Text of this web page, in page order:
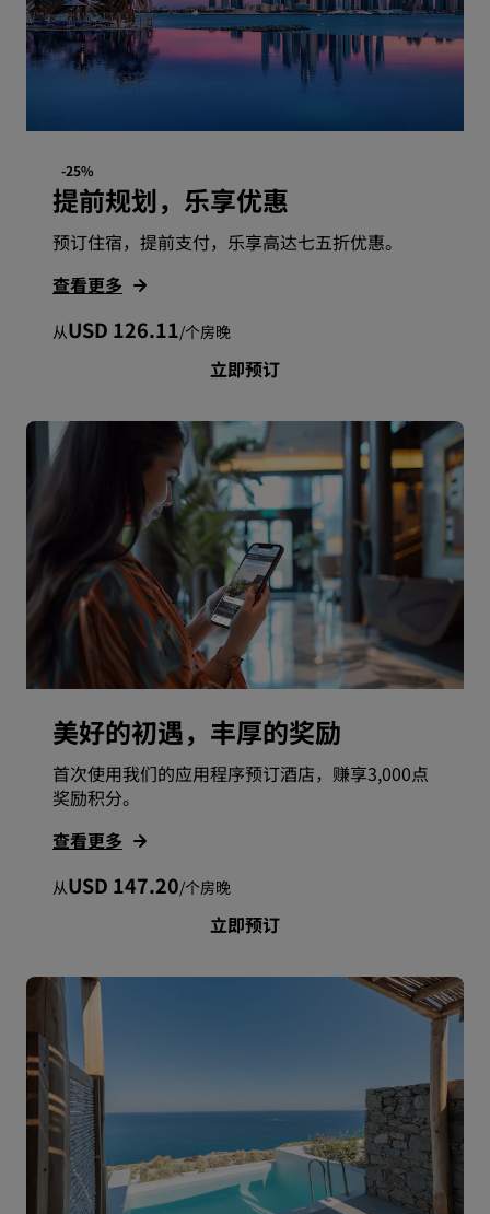
-25%
提前规划，乐享优惠
预订住宿，提前支付，乐享高达七五折优惠。
查看更多
从USD 126.11/个房晚
立即预订
美好的初遇，丰厚的奖励
首次使用我们的应用程序预订酒店，赚享3,000点
奖励积分。
查看更多
从USD 147.20/个房晚
立即预订